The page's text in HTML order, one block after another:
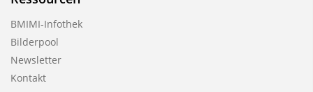
BMIMI-Infothek
Bilderpool
Newsletter
Kontakt